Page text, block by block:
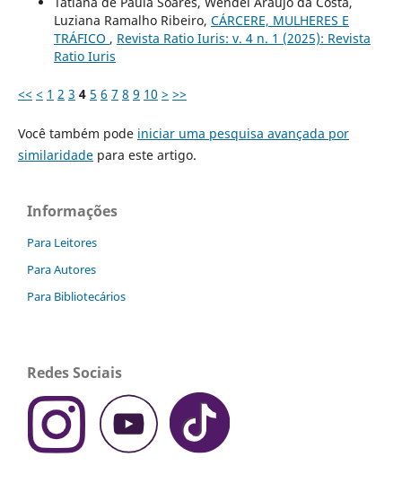
Luziana Ramalho Ribeiro, CÁRCERE, MULHERES E
TRÁFICO , Revista Ratio Iuris: v. 4 n. 1 (2025): Revista
Ratio Iuris
<< < 1 2 3 4 5 6 7 8 9 10 > >>
Você também pode iniciar uma pesquisa avançada por
similaridadepara este artigo.
Informações
Para Leitores
Para Autores
Para Bibliotecários
Redes Sociais